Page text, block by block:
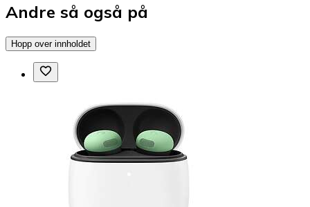
Andre så også på
Hopp over innholdet